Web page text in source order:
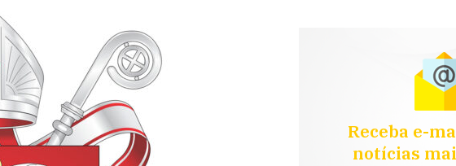
Receba e-
notícias